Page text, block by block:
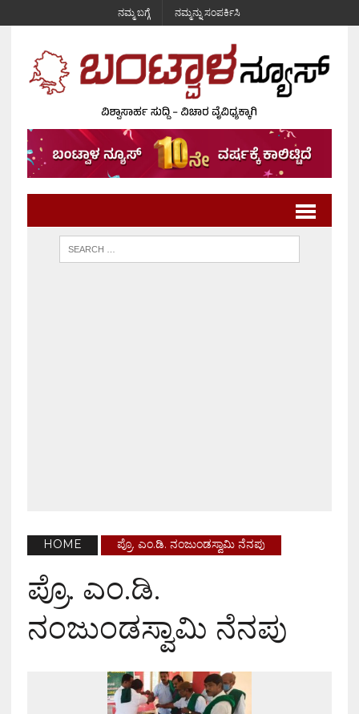
ನಮ್ಮ ಬಗ್ಗೆ ನಮ್ಮನ್ನು ಸಂಪರ್ಕಿಸಿ
HOME ಪ್ರೊ. ಎಂ.ಡಿ. ನಂಜುಂಡಸ್ವಾಮಿ ನೆನಪು
ಪ್ರೊ. ಎಂ.ಡಿ.
ನಂಜುಂಡಸ್ವಾಮಿ ನೆನಪು